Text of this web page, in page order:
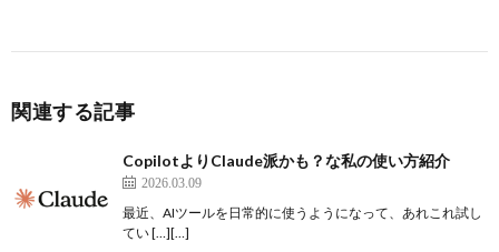
関連する記事
CopilotよりClaude派かも？な私の使い方紹介
2026.03.09
最近、AIツールを日常的に使うようになって、あれこれ試し
てい […][…]